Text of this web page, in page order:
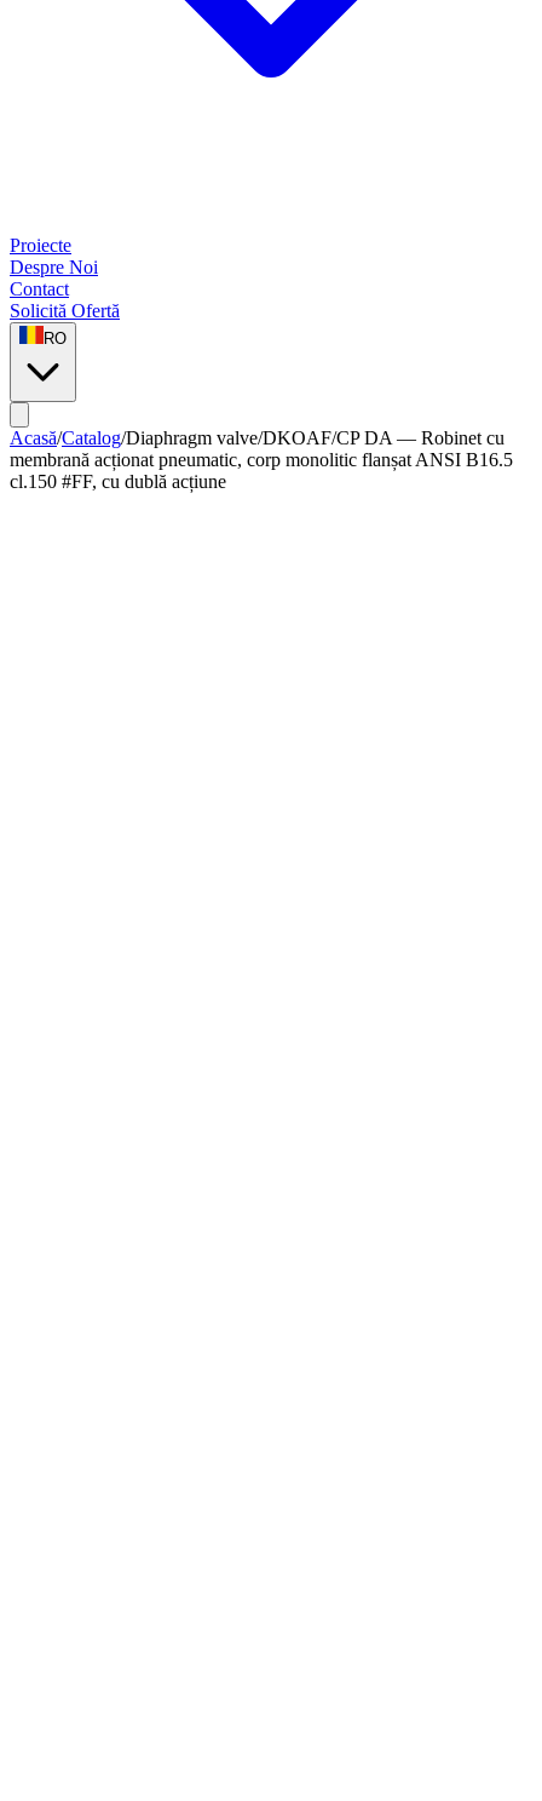
Proiecte
Despre Noi
Contact
Solicită Ofertă
RO
Acasă/Catalog/Diaphragm valve/DKOAF/CP DA — Robinet cu
membrană acționat pneumatic, corp monolitic flanșat ANSI B16.5
cl.150 #FF, cu dublă acțiune